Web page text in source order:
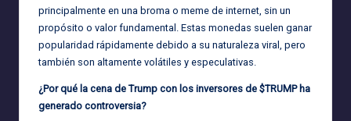
principalmente en una broma o meme de internet, sin un
propósito o valor fundamental. Estas monedas suelen ganar
popularidad rápidamente debido a su naturaleza viral, pero
también son altamente volátiles y especulativas.
¿Por qué la cena de Trump con los inversores de $TRUMP ha
generado controversia?